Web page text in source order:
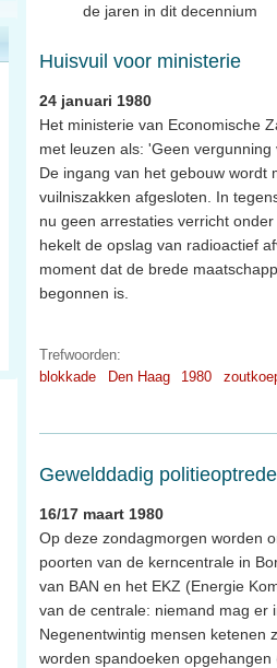
de jaren in dit decennium
Huisvuil voor ministerie
24 januari 1980
Het ministerie van Economische
met leuzen als: 'Geen
De ingang van het gebouw wordt
vuilniszakken afgesloten. In
nu geen arrestaties verricht
hekelt de opslag van radioactief
moment dat de brede
begonnen is.
Trefwoorden:
blokkade
Den Haag 1980
Gewelddadig
16/17 maart 1980
Op deze zondagmorgen worden
poorten van de kerncentrale in
van BAN en het EKZ (Energie
van de centrale: niemand mag er
Negenentwintig mensen ketenen
worden spandoeken opgehangen